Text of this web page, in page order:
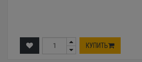
КУПИТЬ